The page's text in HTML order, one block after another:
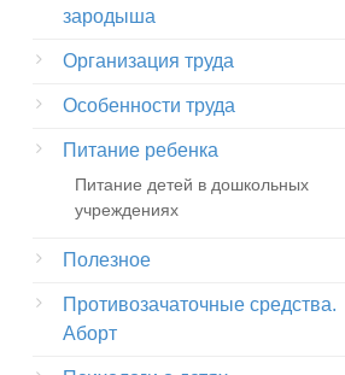
зародыша
Организация труда
Особенности труда
Питание ребенка
Питание детей в дошкольных
учреждениях
Полезное
Противозачаточные средства.
Аборт